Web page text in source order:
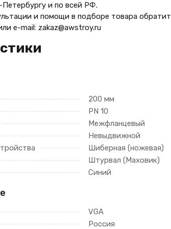
и по всей РФ.
и помощи в подборе товара
e-mail: zakaz@awstroy.ru
200 мм
PN 10
Межфланцевый
Невыдвижной
Шиберная (ножевая)
Штурвал (Маховик)
Синий
VGA
Россия